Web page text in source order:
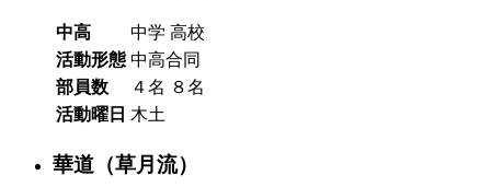
中高 中学 高校
活動形態 中高合同
部員数
４名 ８名
活動曜日 木土
華道（草月流）